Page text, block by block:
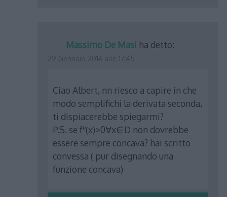
Massimo De Masi ha detto:
Ciao Albert, nn riesco a capire in che
modo semplifichi la derivata seconda,
ti dispiacerebbe spiegarmi?
P.S. se f′′(x)>0∀x∈D non dovrebbe
essere sempre concava? hai scritto
convessa ( pur disegnando una
funzione concava)